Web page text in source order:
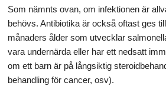
Som nämnts ovan, om infektionen är
behövs. Antibiotika är också oftast ges
månaders ålder som utvecklar
vara undernärda eller har ett nedsatt
om ett barn är på långsiktig
behandling för cancer, osv).